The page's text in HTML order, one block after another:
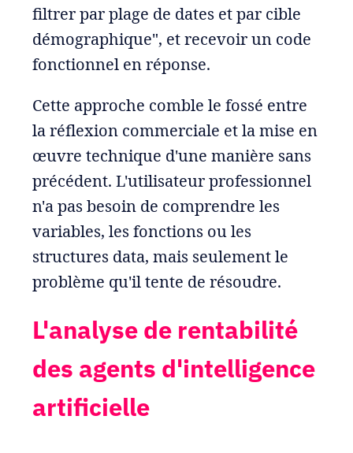
filtrer par plage de dates et par cible
démographique", et recevoir un code
fonctionnel en réponse.
Cette approche comble le fossé entre
la réflexion commerciale et la mise en
œuvre technique d'une manière sans
précédent. L'utilisateur professionnel
n'a pas besoin de comprendre les
variables, les fonctions ou les
structures data, mais seulement le
problème qu'il tente de résoudre.
L'analyse de rentabilité
des agents d'intelligence
artificielle